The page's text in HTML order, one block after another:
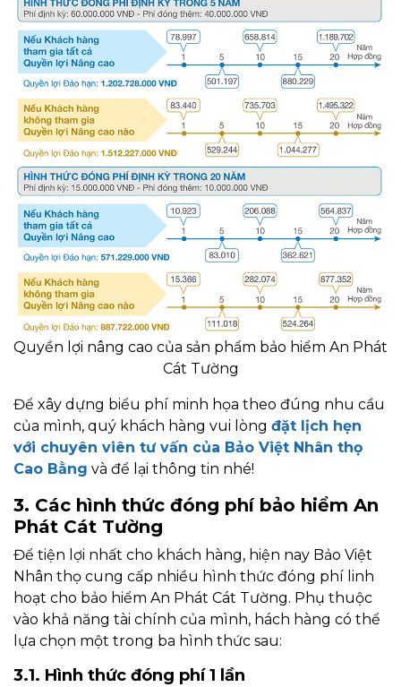
Quyền lợi nâng cao của sản phẩm bảo hiểm An Phát
Cát Tường
Để xây dựng biểu phí minh họa theo đúng nhu cầu
của mình, quý khách hàng vui lòng đặt lịch hẹn
với chuyên viên tư vấn của Bảo Việt Nhân thọ
Cao Bằng và để lại thông tin nhé!
3. Các hình thức đóng phí bảo hiểm An
Phát Cát Tường
Để tiện lợi nhất cho khách hàng, hiện nay Bảo Việt
Nhân thọ cung cấp nhiều hình thức đóng phí linh
hoạt cho bảo hiểm An Phát Cát Tường. Phụ thuộc
vào khả năng tài chính của mình, hách hàng có thể
lựa chọn một trong ba hình thức sau:
3.1. Hình thức đóng phí 1 lần